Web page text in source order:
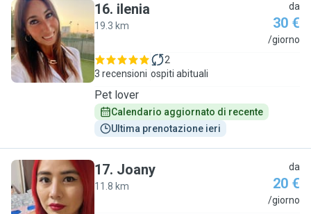
I
16. ilenia
19.3 km
da
30 €
/giorno
3 recensioni
2
ospiti abituali
Pet lover
Calendario aggiornato di recente
Ultima prenotazione ieri
J
17. Joany
11.8 km
da
20 €
/giorno